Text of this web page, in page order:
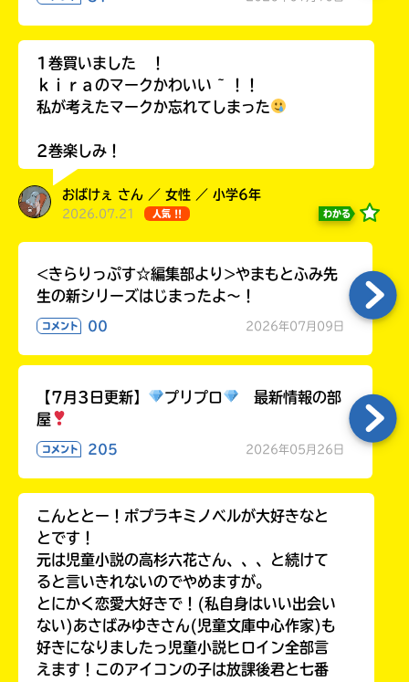
1巻買いました ！
ｋｉｒａのマークかわいい ~ ！！
私が考えたマークか忘れてしまった
2巻楽しみ！
おばけぇ さん ／ 女性 ／ 小学6年
2026.07.21 人気 !! わかる
<きらりっぷす☆編集部より>やまもとふみ先
生の新シリーズはじまったよ～！
コメント 00 2026年07月09日
【7月3日更新】 プリプロ
最新情報の部
屋
コメント 205 2026年05月26日
こんととー！ポプラキミノベルが大好きなと
とです！
元は児童小説の高杉六花さん、、、と続けて
ると言いきれないのでやめますが。
とにかく恋愛大好きで！(私自身はいい出会い
ない)あさばみゆきさん(児童文庫中心作家)も
好きになりましたっ児童小説ヒロイン全部言
えます！このアイコンの子は放課後君と七番